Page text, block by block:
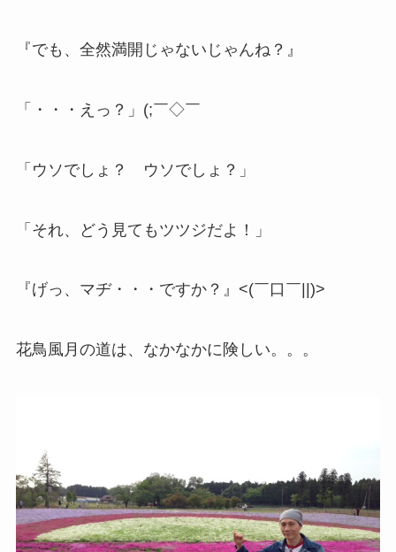
『でも、全然満開じゃないじゃんね？』
「・・・えっ？」(;￣◇￣
「ウソでしょ？ ウソでしょ？」
「それ、どう見てもツツジだよ！」
『げっ、マヂ・・・ですか？』<(￣口￣||)>
花鳥風月の道は、なかなかに険しい。。。